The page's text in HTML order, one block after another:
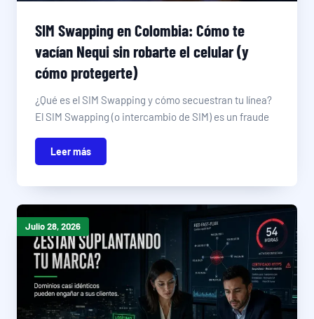
SIM Swapping en Colombia: Cómo te
vacían Nequi sin robarte el celular (y
cómo protegerte)
¿Qué es el SIM Swapping y cómo secuestran tu línea?
El SIM Swapping (o intercambio de SIM) es un fraude
Leer más
Julio 28, 2026